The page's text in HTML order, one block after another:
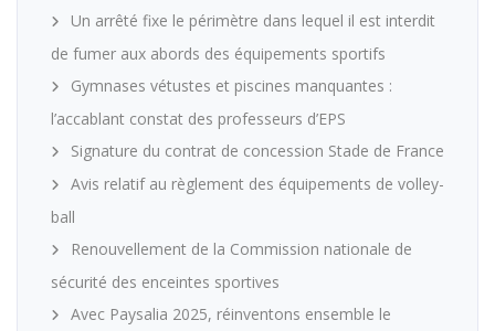
Un arrêté fixe le périmètre dans lequel il est interdit
de fumer aux abords des équipements sportifs
Gymnases vétustes et piscines manquantes :
l’accablant constat des professeurs d’EPS
Signature du contrat de concession Stade de France
Avis relatif au règlement des équipements de volley-
ball
Renouvellement de la Commission nationale de
sécurité des enceintes sportives
Avec Paysalia 2025, réinventons ensemble le